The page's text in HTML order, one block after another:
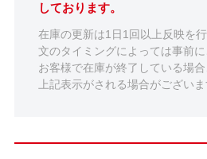
しております。
在庫の更新は1日1回以上反映を
文のタイミングによっては事前
お客様で在庫が終了している場
上記表示がされる場合がござい